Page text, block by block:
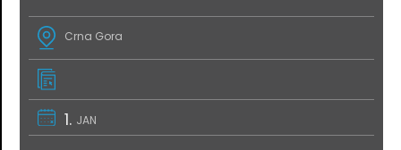
Crna Gora
1. JAN